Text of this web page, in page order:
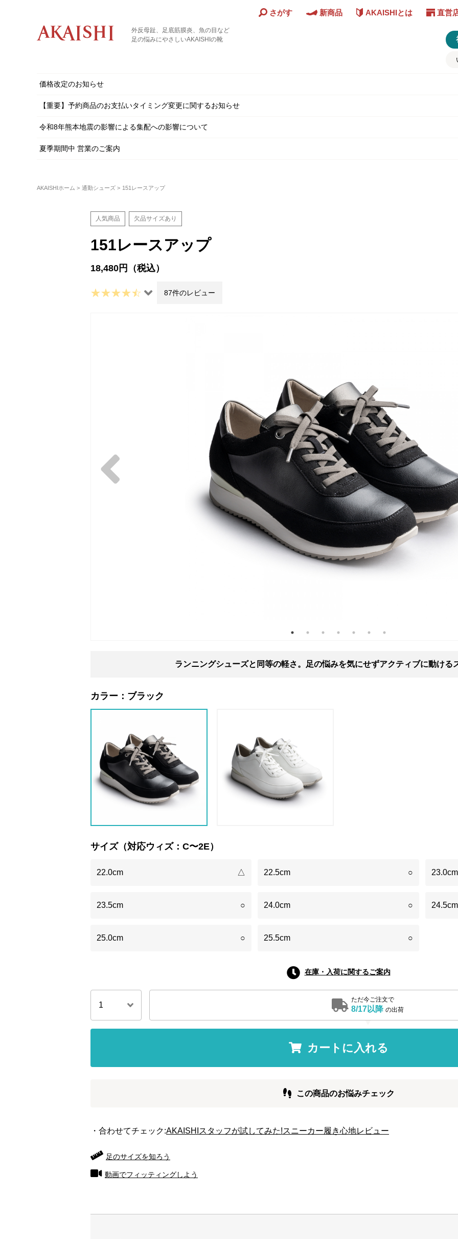
外反母趾、足底筋膜炎、魚の目など
足の悩みにやさしいAKAISHIの靴
さがす 新商品 AKAISHIとは 直営
価格改定のお知らせ
【重要】予約商品のお支払いタイミング変更に関するお知らせ
令和8年熊本地震の影響による集配への影響について
夏季期間中 営業のご案内
AKAISHIホーム 通勤シューズ 151レースアップ
人気商品 欠品サイズあり
151レースアップ
18,480円（税込）
87件のレビュー
ランニングシューズと同等の軽さ。足の悩みを気にせずアクティブに動ける
カラー： ブラック
サイズ（対応ウィズ：C〜2E）
22.0cm △ 22.5cm ○ 23.0cm
23.5cm ○ 24.0cm ○ 24.5cm
25.0cm ○ 25.5cm ○
在庫・入荷に関するご案内
ただ今ご注文で
8/17以降 の出荷
カートに入れる
この商品のお悩みチェック
・合わせてチェック:AKAISHIスタッフが試してみた!スニーカー履き心地レビュー
足のサイズを知ろう
動画でフィッティングしよう